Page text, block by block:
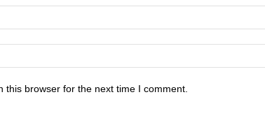
browser for the next time I comment.